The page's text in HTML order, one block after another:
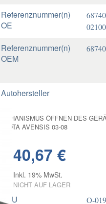
Referenznummer(n)
OE
02100
Referenznummer(n)
OEM
Autohersteller
MECHANISMUS ÖFFNEN DES
TOYOTA AVENSIS 03-08
40,67 €
Inkl. 19% MwSt.
NICHT AUF LAGER
SKU O-